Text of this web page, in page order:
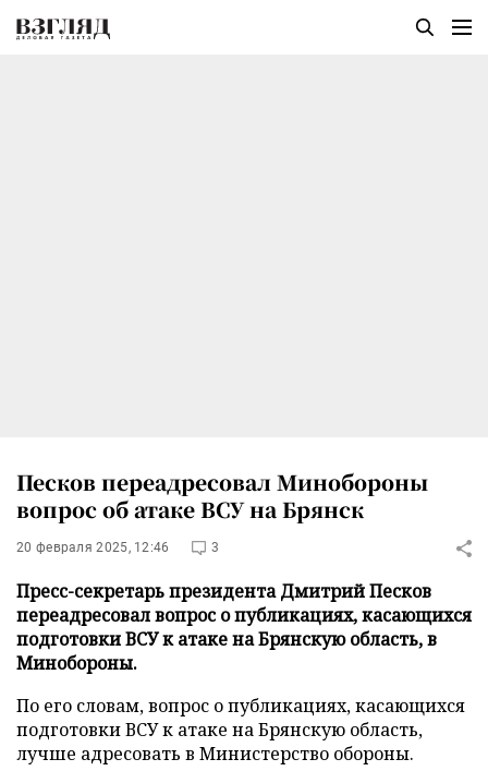
Песков переадресовал Минобороны
вопрос об атаке ВСУ на Брянск
20 февраля 2025, 12:46 3
Пресс-секретарь президента Дмитрий Песков
переадресовал вопрос о публикациях, касающихся
подготовки ВСУ к атаке на Брянскую область, в
Минобороны.
По его словам, вопрос о публикациях, касающихся
подготовки ВСУ к атаке на Брянскую область,
лучше адресовать в Министерство обороны.